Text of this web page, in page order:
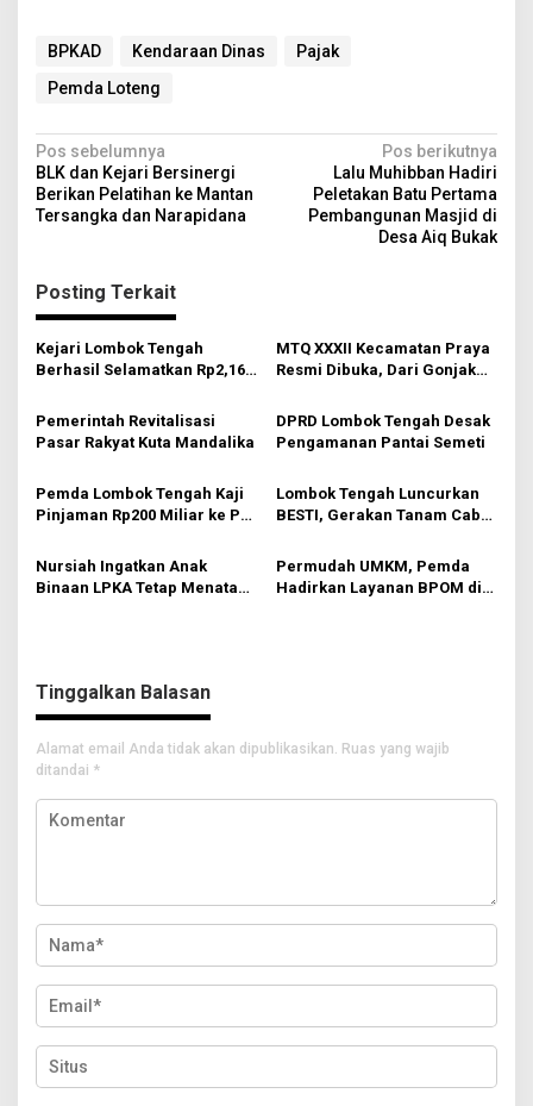
BPKAD Kendaraan Dinas
Pajak
Pemda Loteng
N
a
v
g
a
s
p
o
s
Pos sebelumnya
BLK dan Kejari Bersinergi
Berikan Pelatihan ke Mantan
Tersangka dan Narapidana
Pos berikutnya
Lalu Muhibban Hadiri
Peletakan Batu Pertama
Pembangunan Masjid di
Desa Aiq Bukak
Posting Terkait
Kejari Lombok Tengah
Berhasil Selamatkan Rp2,16
MTQ XXXII Kecamatan Praya
Resmi Dibuka, Dari Gonjak
Membumikan Al-Qur’an
Pemerintah Revitalisasi
Pasar Rakyat Kuta Mandalika
DPRD Lombok Tengah Desak
Pengamanan Pantai Semeti
Pemda Lombok Tengah Kaji
Pinjaman Rp200 Miliar ke PT
Lombok Tengah Luncurkan
BESTI, Gerakan Tanam Cabai
Kendalikan Inflasi
Nursiah Ingatkan Anak
Binaan LPKA Tetap Menata
Permudah UMKM, Pemda
Hadirkan Layanan BPOM di
Tinggalkan Balasan
Alamat email Anda tidak akan dipublikasikan. Ruas yang wajib
ditandai *